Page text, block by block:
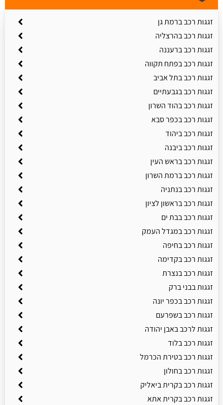
זגגות רכב ברמת גן
זגגות רכב בהרצליה
זגגות רכב ברעננה
זגגות רכב בפתח תקווה
זגגות רכב בתל אביב
זגגות רכב בגבעתיים
זגגות רכב בהוד השרון
זגגות רכב בכפר סבא
זגגות רכב ביהוד
זגגות רכב ביבנה
זגגות רכב בראש העין
זגגות רכב ברמת השרון
זגגות רכב בנתניה
זגגות רכב בראשון לציון
זגגות רכב בבת ים
זגגות רכב במגדל העמק
זגגות רכב בחיפה
זגגות רכב בקדימה
זגגות רכב בנצרת
זגגות בבני ברק
זגגות רכב בכפר יונה
זגגות רכב בשפרעם
זגגות לרכב באבן יהודה
זגגות רכב בלוד
זגגות רכב בטירת הכרמל
זגגות רכב בחולון
זגגות רכב בקרית ביאליק
זגגות רכב בקרית אתא